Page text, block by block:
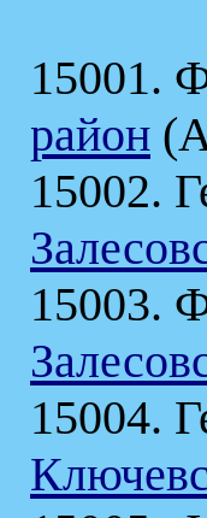
15001.
район
15002.
15003.
15004.